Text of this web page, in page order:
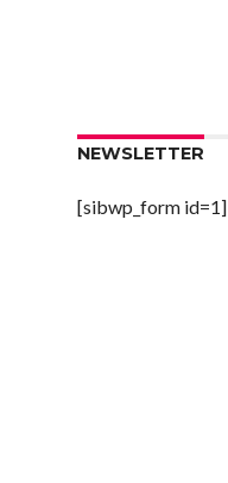
NEWSLETTER
[sibwp_form id=1]